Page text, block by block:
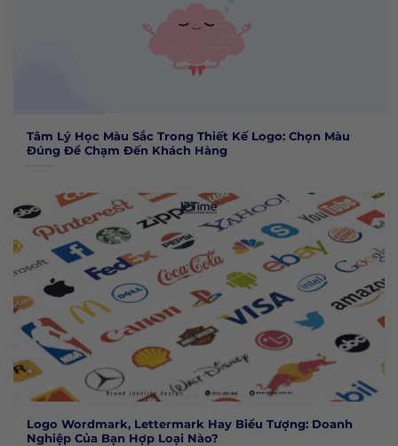
Tâm Lý Học Màu Sắc Trong Thiết Kế Logo: Chọn Màu
Đúng Để Chạm Đến Khách Hàng
Logo Wordmark, Lettermark Hay Biểu Tượng: Doanh
Nghiệp Của Bạn Hợp Loại Nào?